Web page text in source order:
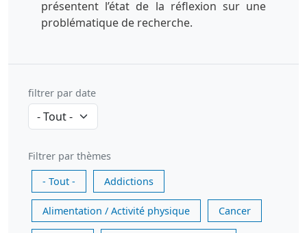
présentent l’état de la réflexion sur une
problématique de recherche.
filtrer par date
Filtrer par thèmes
- Tout -
Addictions
Alimentation / Activité physique Cancer